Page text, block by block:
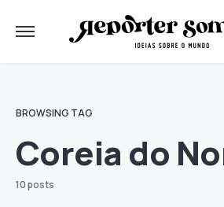
BROWSING TAG
Coreia do
10 posts